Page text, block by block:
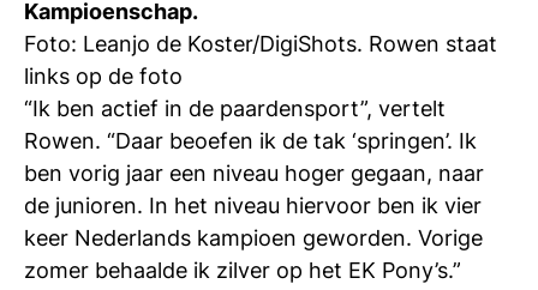
Kampioenschap.
Foto: Leanjo de Koster/DigiShots. Rowen staat
links op de foto
“Ik ben actief in de paardensport”, vertelt
Rowen. “Daar beoefen ik de tak ‘springen’. Ik
ben vorig jaar een niveau hoger gegaan, naar
de junioren. In het niveau hiervoor ben ik vier
keer Nederlands kampioen geworden. Vorige
zomer behaalde ik zilver op het EK Pony’s.”